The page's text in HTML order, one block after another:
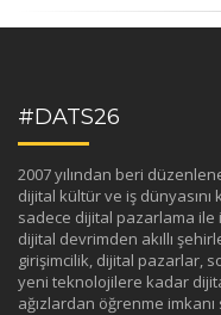
#DATS26
2007 yılından beri
dijital kültür ve iş
sadece dijital pazarlama ile
dijital devrimden akıllı
girişimcilik, dijital pazarlar,
yeni teknolojilere kadar
ağızlardan öğrenme imkanı